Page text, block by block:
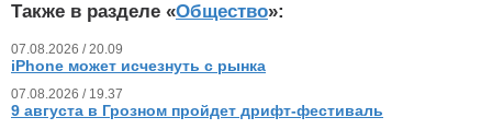
Также в разделе «Общество»:
07.08.2026 / 20.09
iPhone может исчезнуть с рынка
07.08.2026 / 19.37
9 августа в Грозном пройдет дрифт-фестиваль